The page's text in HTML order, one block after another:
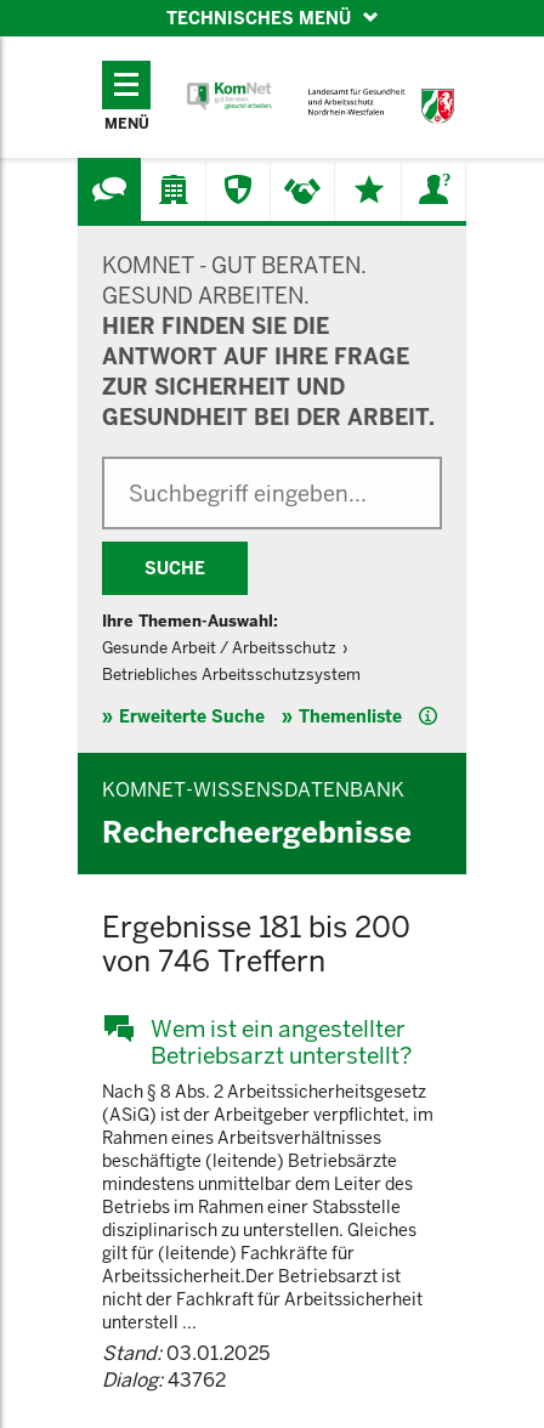
TECHNISCHES MENÜ
TECHNISCHES
MENÜ
KOMNET - GUT BERATEN.
GESUND ARBEITEN.
HIER FINDEN SIE DIE
ANTWORT AUF IHRE FRAGE
ZUR SICHERHEIT UND
GESUNDHEIT BEI DER ARBEIT.
SUCHE
Ihre Themen-Auswahl:
Gesunde Arbeit / Arbeitsschutz
Betriebliches Arbeitsschutzsystem
Erweiterte Suche Themenliste Hilfe
KOMNET-WISSENSDATENBANK
Rechercheergebnisse
Ergebnisse 181 bis 200
von 746 Treffern
Wem ist ein angestellter
Betriebsarzt unterstellt?
Nach § 8 Abs. 2 Arbeitssicherheitsgesetz
(ASiG) ist der Arbeitgeber verpflichtet, im
Rahmen eines Arbeitsverhältnisses
beschäftigte (leitende) Betriebsärzte
mindestens unmittelbar dem Leiter des
Betriebs im Rahmen einer Stabsstelle
disziplinarisch zu unterstellen. Gleiches
gilt für (leitende) Fachkräfte für
Arbeitssicherheit.Der Betriebsarzt ist
nicht der Fachkraft für Arbeitssicherheit
unterstell ...
Stand:03.01.2025
Dialog:43762